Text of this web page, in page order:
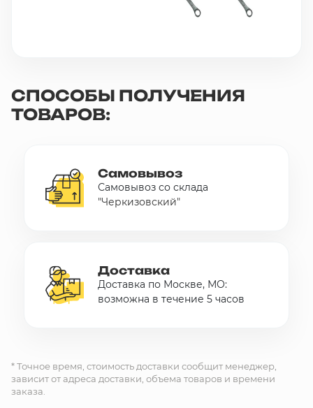
СПОСОБЫ ПОЛУЧЕНИЯ
ТОВАРОВ:
Самовывоз
Самовывоз со склада
"Черкизовский"
Доставка
Доставка по Москве, МО:
возможна в течение 5 часов
* Точное время, стоимость доставки сообщит менеджер,
зависит от адреса доставки, объема товаров и времени
заказа.